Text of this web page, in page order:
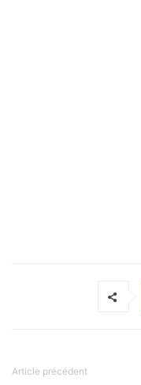
Article précédent